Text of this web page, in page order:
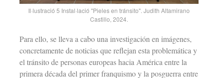
Il·lustració 5 Instal·lació "Pieles en tránsito". Judith Altamirano
Castillo, 2024.
Para ello, se lleva a cabo una investigación en imágenes,
concretamente de noticias que reflejan esta problemática y
el tránsito de personas europeas hacia América entre la
primera década del primer franquismo y la posguerra entre